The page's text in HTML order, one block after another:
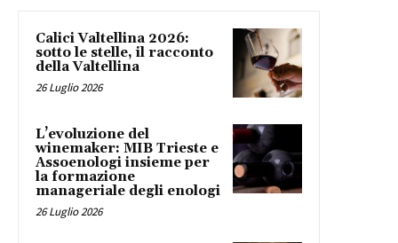
Calici Valtellina 2026:
sotto le stelle, il racconto
della Valtellina
26 Luglio 2026
L’evoluzione del
winemaker: MIB Trieste e
Assoenologi insieme per
la formazione
manageriale degli enologi
26 Luglio 2026